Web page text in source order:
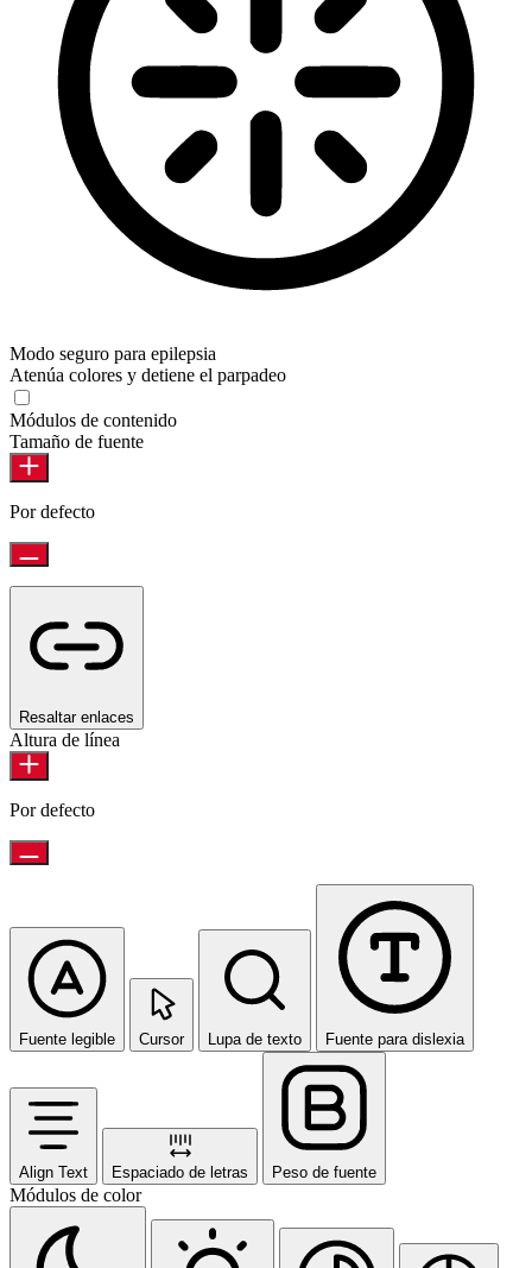
Modo seguro para epilepsia
Atenúa colores y detiene el parpadeo
Módulos de contenido
Tamaño de fuente
Por defecto
Resaltar enlaces
Altura de línea
Por defecto
Fuente legible Cursor Lupa de texto Fuente para dislexia
Align Text Espaciado de letras Peso de fuente
Módulos de color